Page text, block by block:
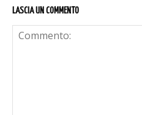
LASCIA UN COMMENTO